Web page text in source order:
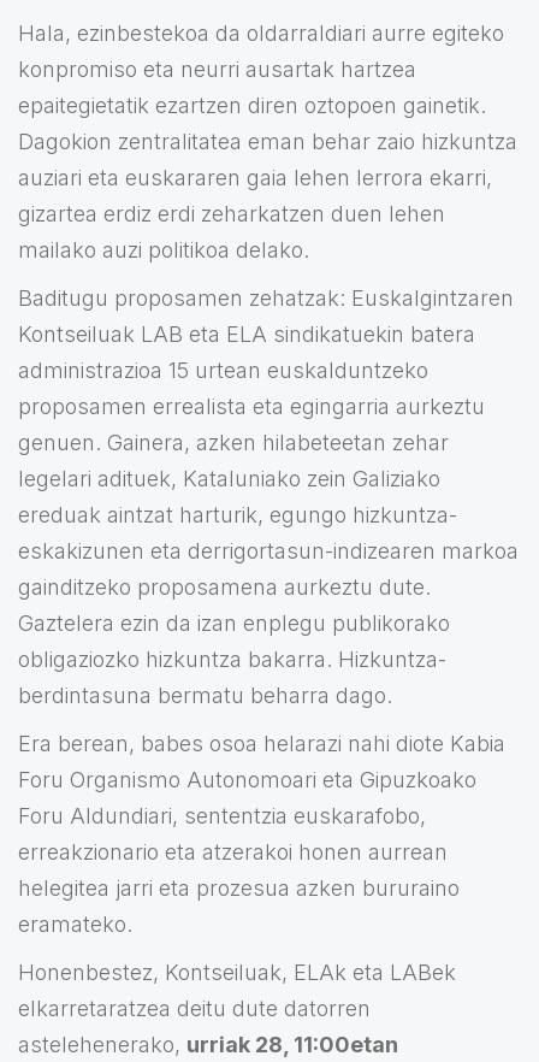
Hala, ezinbestekoa da oldarraldiari aurre egiteko
konpromiso eta neurri ausartak hartzea
epaitegietatik ezartzen diren oztopoen gainetik.
Dagokion zentralitatea eman behar zaio hizkuntza
auziari eta euskararen gaia lehen lerrora ekarri,
gizartea erdiz erdi zeharkatzen duen lehen
mailako auzi politikoa delako.
Baditugu proposamen zehatzak: Euskalgintzaren
Kontseiluak LAB eta ELA sindikatuekin batera
administrazioa 15 urtean euskalduntzeko
proposamen errealista eta egingarria aurkeztu
genuen. Gainera, azken hilabeteetan zehar
legelari adituek, Kataluniako zein Galiziako
ereduak aintzat harturik, egungo hizkuntza-
eskakizunen eta derrigortasun-indizearen markoa
gainditzeko proposamena aurkeztu dute.
Gaztelera ezin da izan enplegu publikorako
obligaziozko hizkuntza bakarra. Hizkuntza-
berdintasuna bermatu beharra dago.
Era berean, babes osoa helarazi nahi diote Kabia
Foru Organismo Autonomoari eta Gipuzkoako
Foru Aldundiari, sententzia euskarafobo,
erreakzionario eta atzerakoi honen aurrean
helegitea jarri eta prozesua azken bururaino
eramateko.
Honenbestez, Kontseiluak, ELAk eta LABek
elkarretaratzea deitu dute datorren
astelehenerako, urriak 28, 11:00etan